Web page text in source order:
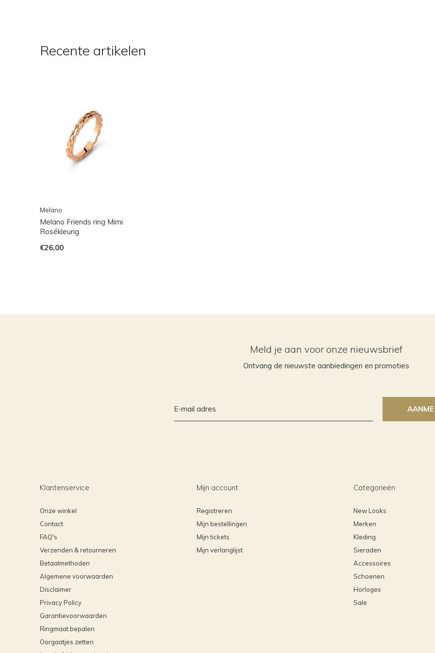
Recente artikelen
Melano
Melano Friends ring Mimi
Rosékleurig
€26,00
Meld je aan voor onze nieuwsbrief
Ontvang de nieuwste aanbiedingen en promoties
Klantenservice
Onze winkel
Contact
FAQ's
Verzenden & retourneren
Betaalmethoden
Algemene voorwaarden
Disclaimer
Privacy Policy
Garantievoorwaarden
Ringmaat bepalen
Oorgaatjes zetten
Mijn account
Registreren
Mijn bestellingen
Mijn tickets
Mijn verlanglijst
Categorieën
New Looks
Merken
Kleding
Sieraden
Accessoires
Schoenen
Horloges
Sale